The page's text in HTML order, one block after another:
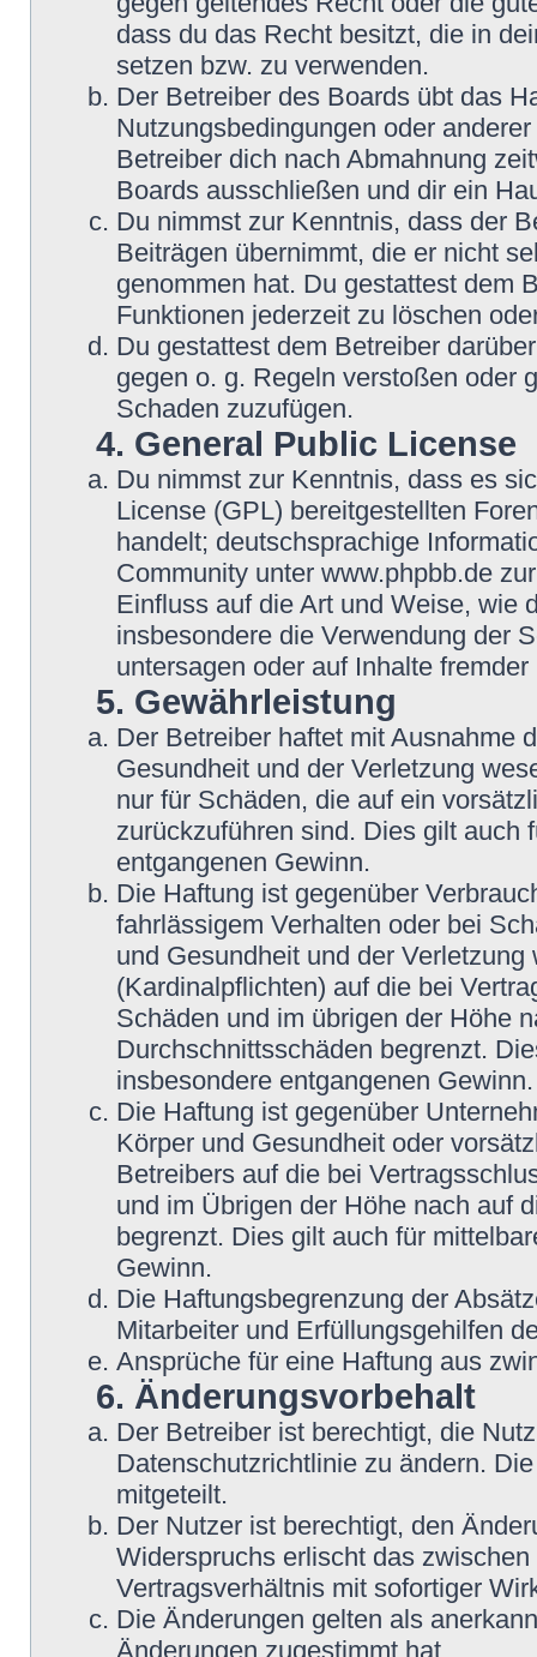
dass du das Recht besitzt, die in
setzen bzw. zu verwenden.
Der Betreiber des Boards übt das
Nutzungsbedingungen oder
Betreiber dich nach Abmahnung
Boards ausschließen und dir ein
Du nimmst zur Kenntnis, dass der
Beiträgen übernimmt, die er nicht
genommen hat. Du gestattest dem
Funktionen jederzeit zu löschen
Du gestattest dem Betreiber
gegen o. g. Regeln verstoßen oder
Schaden zuzufügen.
4. General Public License
Du nimmst zur Kenntnis, dass es
License (GPL) bereitgestellten
handelt; deutschsprachige
Community unter www.phpbb.de
Einfluss auf die Art und Weise, wie
insbesondere die Verwendung der
untersagen oder auf Inhalte
5. Gewährleistung
Der Betreiber haftet mit Ausnahme
Gesundheit und der Verletzung
nur für Schäden, die auf ein
zurückzuführen sind. Dies gilt auch
entgangenen Gewinn.
Die Haftung ist gegenüber
fahrlässigem Verhalten oder bei
und Gesundheit und der
(Kardinalpflichten) auf die bei
Schäden und im übrigen der Höhe
Durchschnittsschäden begrenzt.
insbesondere entgangenen Gewinn.
Die Haftung ist gegenüber
Körper und Gesundheit oder
Betreibers auf die bei
und im Übrigen der Höhe nach auf
begrenzt. Dies gilt auch für
Gewinn.
Die Haftungsbegrenzung der
Mitarbeiter und Erfüllungsgehilfen
Ansprüche für eine Haftung aus
6. Änderungsvorbehalt
Der Betreiber ist berechtigt, die
Datenschutzrichtlinie zu ändern.
mitgeteilt.
Der Nutzer ist berechtigt, den
Widerspruchs erlischt das
Vertragsverhältnis mit sofortiger
Die Änderungen gelten als
Änderungen zugestimmt hat.